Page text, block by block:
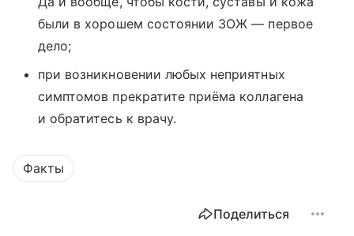
были в хорошем состоянии ЗОЖ — первое
дело;
при возникновении любых неприятных
симптомов прекратите приёма коллагена
и обратитесь к врачу.
Факты
Поделиться